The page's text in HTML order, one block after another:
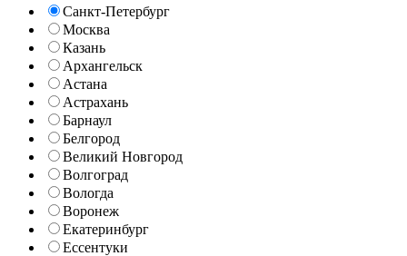
Санкт-Петербург
Москва
Казань
Архангельск
Астана
Астрахань
Барнаул
Белгород
Великий Новгород
Волгоград
Вологда
Воронеж
Екатеринбург
Ессентуки